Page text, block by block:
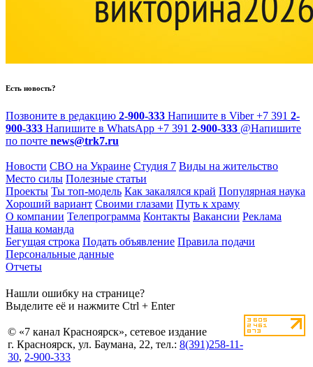
Есть новость?
Позвоните в редакцию 2-900-333 Напишите в Viber +7 391 2-
900-333 Напишите в WhatsApp +7 391 2-900-333 @Напишите
по почте news@trk7.ru
Новости СВО на Украине Студия 7 Виды на жительство
Место силы Полезные статьи
Проекты Ты топ-модель Как закалялся край Популярная наука
Хороший вариант Своими глазами Путь к храму
О компании Телепрограмма Контакты Вакансии Реклама
Наша команда
Бегущая строка Подать объявление Правила подачи
Персональные данные
Отчеты
Нашли ошибку на странице?
Выделите её и нажмите Ctrl + Enter
© «7 канал Красноярск», сетевое издание
г. Красноярск, ул. Баумана, 22, тел.: 8(391)258-11-
30, 2-900-333